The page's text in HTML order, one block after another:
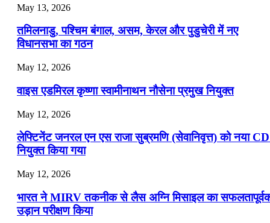
July 16, 2026
📝 डेली करेंट अफेयर्स: 13-15 जुलाई 2026
May 13, 2026
तमिलनाडु, पश्चिम बंगाल, असम, केरल और पुडुचेरी में नए
विधानसभा का गठन
May 12, 2026
वाइस एडमिरल कृष्णा स्वामीनाथन नौसेना प्रमुख नियुक्त
May 12, 2026
लेफ्टिनेंट जनरल एन एस राजा सुब्रमणि (सेवानिवृत्त) को नया
नियुक्त किया गया
May 12, 2026
भारत ने MIRV तकनीक से लैस अग्नि मिसाइल का
उड़ान परीक्षण किया